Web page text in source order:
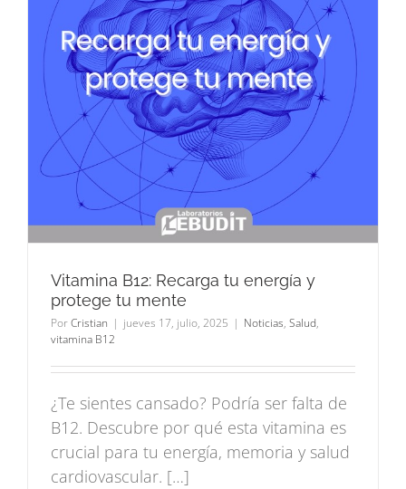
Vitamina B12: Recarga tu energía y
protege tu mente
PorCristian | jueves 17, julio, 2025 | Noticias, Salud,
vitamina B12
¿Te sientes cansado? Podría ser falta de
B12. Descubre por qué esta vitamina es
crucial para tu energía, memoria y salud
cardiovascular. […]